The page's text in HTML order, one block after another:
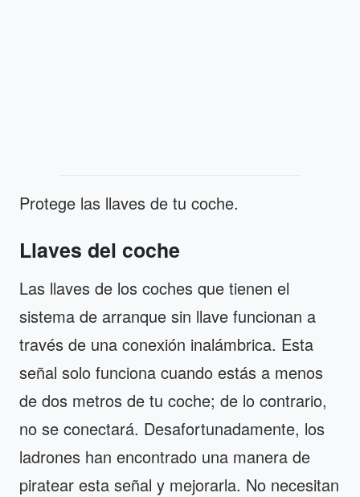
Protege las llaves de tu coche.
Llaves del coche
Las llaves de los coches que tienen el
sistema de arranque sin llave funcionan a
través de una conexión inalámbrica. Esta
señal solo funciona cuando estás a menos
de dos metros de tu coche; de lo contrario,
no se conectará. Desafortunadamente, los
ladrones han encontrado una manera de
piratear esta señal y mejorarla. No necesitan